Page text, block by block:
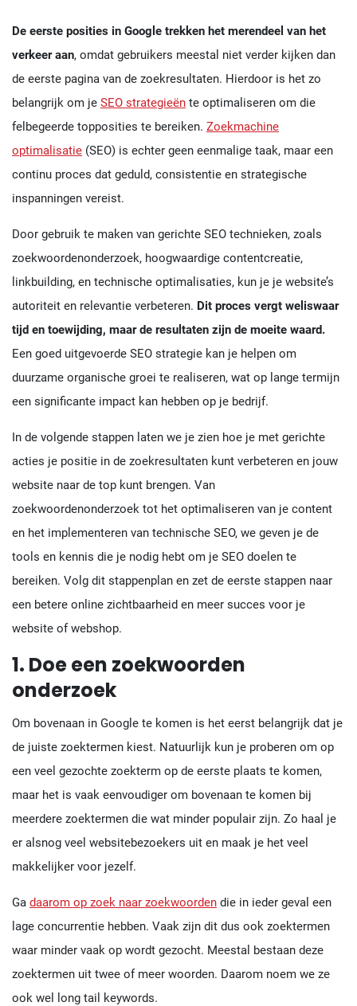
De eerste posities in Google trekken het merendeel van het
verkeer aan, omdat gebruikers meestal niet verder kijken dan
de eerste pagina van de zoekresultaten. Hierdoor is het zo
belangrijk om je SEO strategieën te optimaliseren om die
felbegeerde topposities te bereiken. Zoekmachine
optimalisatie (SEO) is echter geen eenmalige taak, maar een
continu proces dat geduld, consistentie en strategische
inspanningen vereist.
Door gebruik te maken van gerichte SEO technieken, zoals
zoekwoordenonderzoek, hoogwaardige contentcreatie,
linkbuilding, en technische optimalisaties, kun je je website’s
autoriteit en relevantie verbeteren. Dit proces vergt weliswaar
tijd en toewijding, maar de resultaten zijn de moeite waard.
Een goed uitgevoerde SEO strategie kan je helpen om
duurzame organische groei te realiseren, wat op lange termijn
een significante impact kan hebben op je bedrijf.
In de volgende stappen laten we je zien hoe je met gerichte
acties je positie in de zoekresultaten kunt verbeteren en jouw
website naar de top kunt brengen. Van
zoekwoordenonderzoek tot het optimaliseren van je content
en het implementeren van technische SEO, we geven je de
tools en kennis die je nodig hebt om je SEO doelen te
bereiken. Volg dit stappenplan en zet de eerste stappen naar
een betere online zichtbaarheid en meer succes voor je
website of webshop.
1. Doe een zoekwoorden
onderzoek
Om bovenaan in Google te komen is het eerst belangrijk dat je
de juiste zoektermen kiest. Natuurlijk kun je proberen om op
een veel gezochte zoekterm op de eerste plaats te komen,
maar het is vaak eenvoudiger om bovenaan te komen bij
meerdere zoektermen die wat minder populair zijn. Zo haal je
er alsnog veel websitebezoekers uit en maak je het veel
makkelijker voor jezelf.
Ga daarom op zoek naar zoekwoorden die in ieder geval een
lage concurrentie hebben. Vaak zijn dit dus ook zoektermen
waar minder vaak op wordt gezocht. Meestal bestaan deze
zoektermen uit twee of meer woorden. Daarom noem we ze
ook wel long tail keywords.